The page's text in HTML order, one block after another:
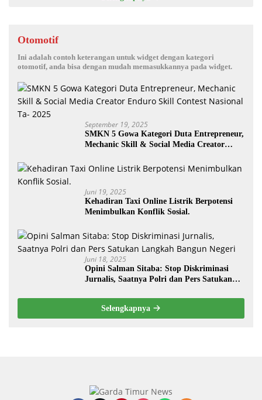
Otomotif
Ini adalah contoh keterangan untuk widget dengan kategori
otomotif, anda bisa dengan mudah memasukkannya pada widget.
September 19, 2025
SMKN 5 Gowa Kategori Duta Entrepreneur,
Mechanic Skill & Social Media Creator
Juni 19, 2025
Kehadiran Taxi Online Listrik Berpotensi
Menimbulkan Konflik Sosial.
Juni 18, 2025
Opini Salman Sitaba: Stop Diskriminasi
Jurnalis, Saatnya Polri dan Pers Satukan
Selengkapnya